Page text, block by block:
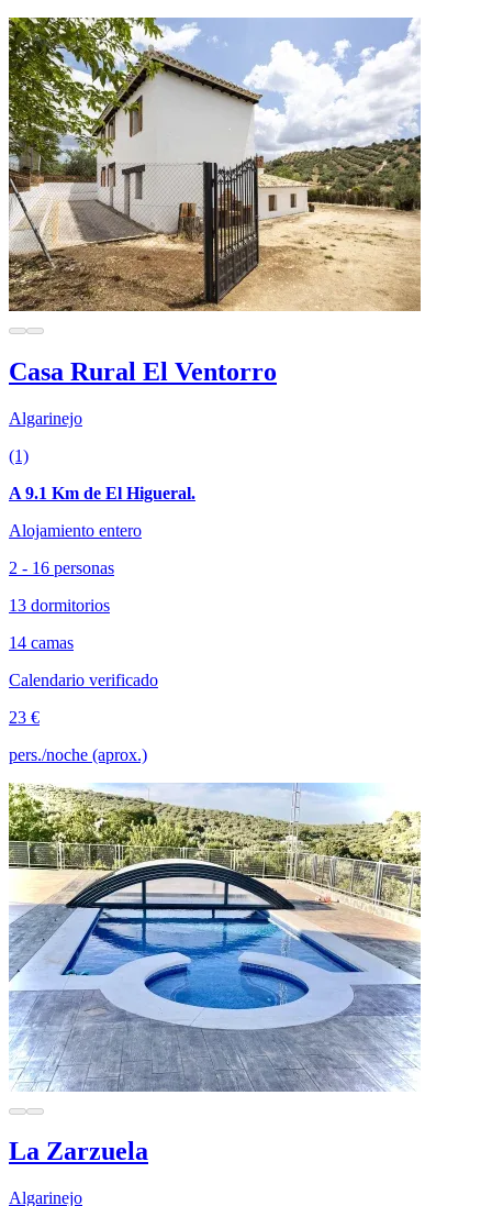
Casa Rural El Ventorro
Algarinejo
(1)
A 9.1 Km de El Higueral.
Alojamiento entero
2 - 16 personas
13 dormitorios
14 camas
Calendario verificado
23 €
pers./noche (aprox.)
La Zarzuela
Algarinejo